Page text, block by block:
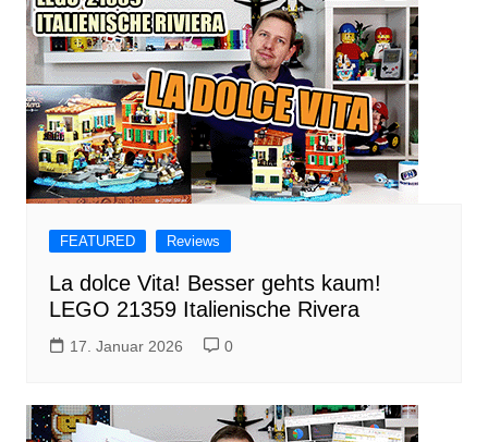
FEATURED Reviews
La dolce Vita! Besser gehts kaum!
LEGO 21359 Italienische Rivera
17. Januar 2026 0